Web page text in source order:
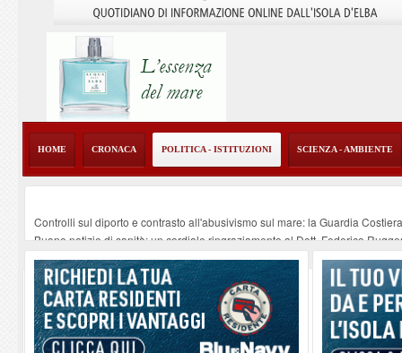
HOME CRONACA POLITICA - ISTITUZIONI SCIENZA - AMBIENTE
Controlli sul diporto e contrasto all'abusivismo sul mare: la Guardia
Buone notizie di sanità: un cordiale ringraziamento al Dott. Federico
Altiero Spinelli e Ursula Hirschmann all'Elba: riaffiora una testimonianza
Capoliveri, potenziata la pulizia dei bordi stradali -07-08-2026
Marina di Campo tra i porti interessati dal nuovo piano dell'Autorità